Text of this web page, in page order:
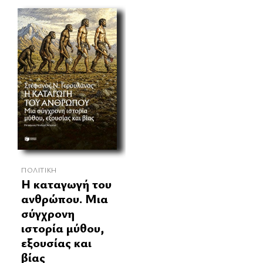
ΠΟΛΙΤΙΚΉ
Η καταγωγή του
ανθρώπου. Μια
σύγχρονη
ιστορία μύθου,
εξουσίας και
βίας